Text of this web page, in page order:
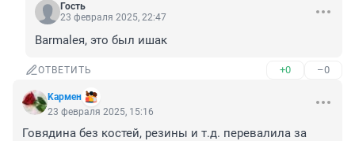
Гость
23 февраля 2025, 22:47
Barmaleя, это был ишак
ОТВЕТИТЬ +0 –0
Kармен
23 февраля 2025, 15:16
Говядина без костей, резины и т.д. перевалила за